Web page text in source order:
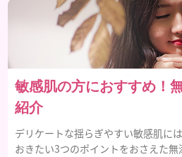
敏感肌の方におすすめ！
紹介
デリケートな揺らぎやすい敏感肌に
おきたい3つのポイントをおさえた